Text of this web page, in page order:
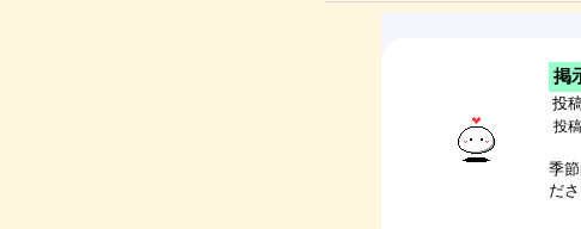
掲
投
投
季
ださ